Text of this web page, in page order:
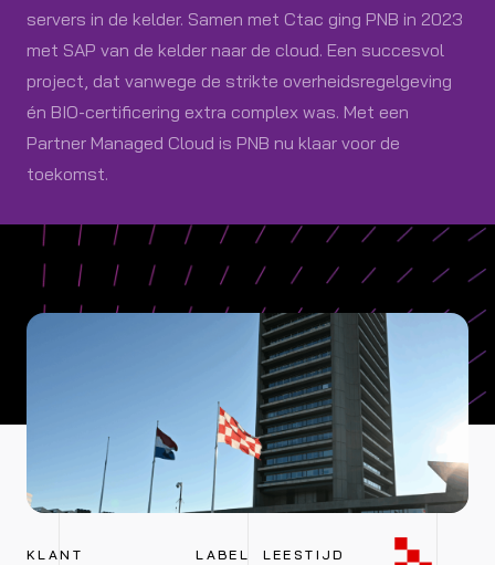
servers in de kelder. Samen met Ctac ging PNB in 2023
met SAP van de kelder naar de cloud. Een succesvol
project, dat vanwege de strikte overheidsregelgeving
én BIO-certificering extra complex was. Met een
Partner Managed Cloud is PNB nu klaar voor de
toekomst.
KLANT
LABEL
LEESTIJD